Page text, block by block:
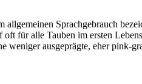
Sprachgebrauch
für alle Tauben im ersten
weniger ausgeprägte, eher pink-